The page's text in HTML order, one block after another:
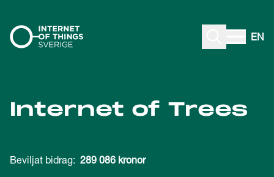
Gå till innehåll
EN
Internet of Trees
Beviljat bidrag: 289 086 kronor